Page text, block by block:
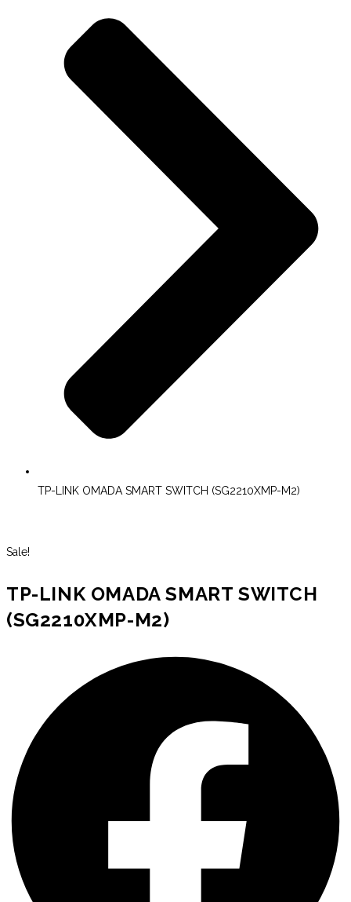
TP-LINK OMADA SMART SWITCH (SG2210XMP-M2)
Sale!
TP-LINK OMADA SMART SWITCH
(SG2210XMP-M2)